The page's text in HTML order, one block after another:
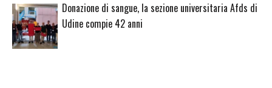
Donazione di sangue, la sezione universitaria Afds di
Udine compie 42 anni